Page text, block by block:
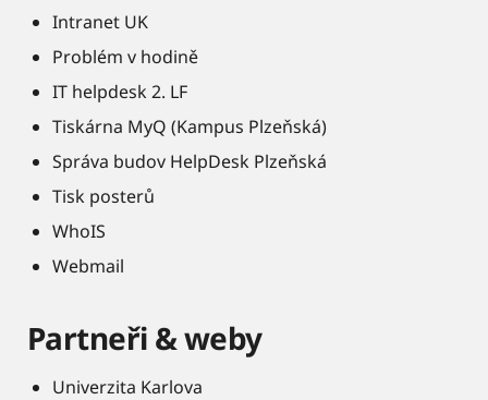
Intranet UK
Problém v hodině
IT helpdesk 2. LF
Tiskárna MyQ (Kampus Plzeňská)
Správa budov HelpDesk Plzeňská
Tisk posterů
WhoIS
Webmail
Partneři & weby
Univerzita Karlova